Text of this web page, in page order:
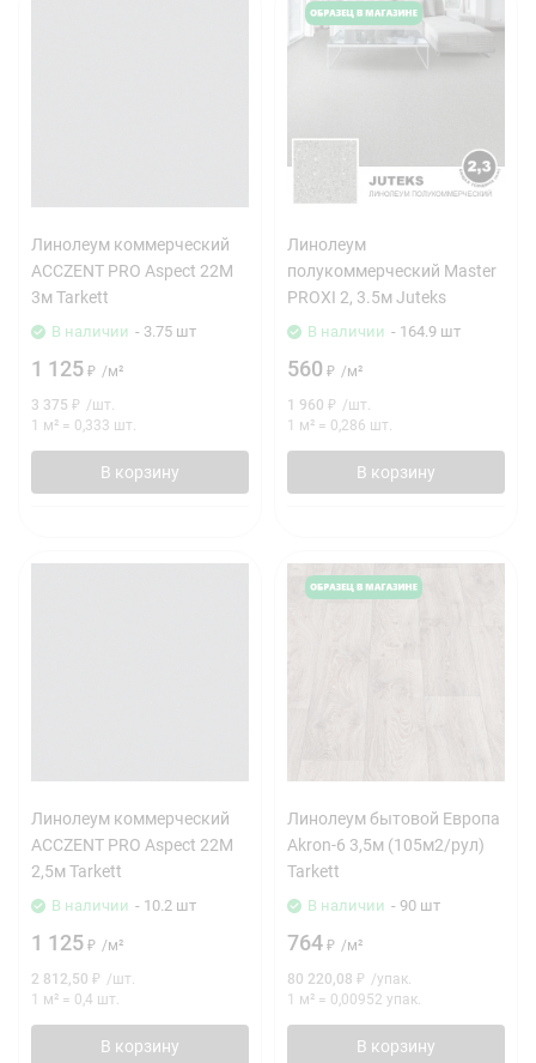
Линолеум коммерческий
ACCZENT PRO Aspect 22M
3м Tarkett
В наличии - 3.75 шт
1 125 ₽ /м²
3 375 ₽ /шт.
1 м² = 0,333 шт.
В корзину
Линолеум
полукоммерческий Master
PROXI 2, 3.5м Juteks
В наличии - 164.9 шт
560 ₽ /м²
1 960 ₽ /шт.
1 м² = 0,286 шт.
В корзину
Линолеум коммерческий
ACCZENT PRO Aspect 22M
2,5м Tarkett
В наличии - 10.2 шт
1 125 ₽ /м²
2 812,50 ₽ /шт.
1 м² = 0,4 шт.
В корзину
Линолеум бытовой Европа
Akron-6 3,5м (105м2/рул)
Tarkett
В наличии - 90 шт
764 ₽ /м²
80 220,08 ₽ /упак.
1 м² = 0,00952 упак.
В корзину